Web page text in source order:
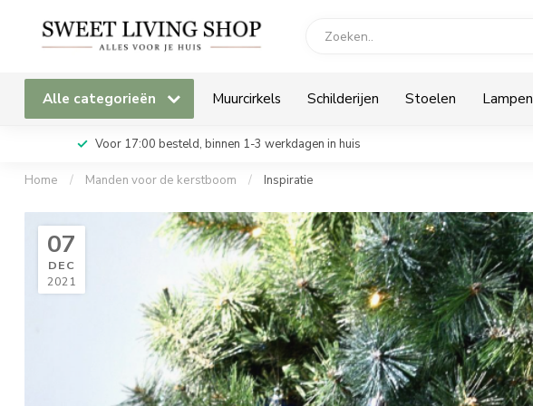
Alle categorieën Muurcirkels Schilderijen Stoelen Lampen
Voor 17:00 besteld, binnen 1-3 werkdagen in huis
Home / Manden voor de kerstboom / Inspiratie
07
DEC
2021